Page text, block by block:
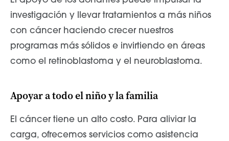
investigación y llevar tratamientos a más niños
con cáncer haciendo crecer nuestros
programas más sólidos e invirtiendo en áreas
como el retinoblastoma y el neuroblastoma.
Apoyar a todo el niño y la familia
El cáncer tiene un alto costo. Para aliviar la
carga, ofrecemos servicios como asistencia